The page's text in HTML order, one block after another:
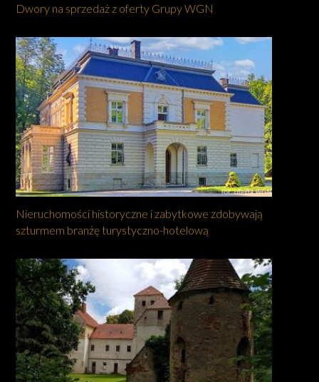
Dwory na sprzedaż z oferty Grupy WGN
Nieruchomości historyczne i zabytkowe zdobywają
szturmem branżę turystyczno-hotelową